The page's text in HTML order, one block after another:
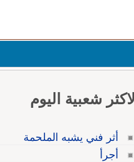
الاكثر شعبية اليوم
أثر فني يشبه الملحمة
أجرأ